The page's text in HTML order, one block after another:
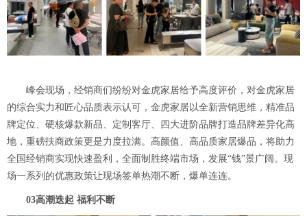
峰会现场，经销商们纷纷对金虎家居给予高度评价，对金虎家居
的综合实力和匠心品质表示认可，金虎家居以全新营销思维，精准品
牌定位、硬核爆款新品、定制客厅、四大进阶品牌打造品牌差异化高
地，重磅扶商政策更是力度拉满。高颜值、高品质家居爆品，将助力
全国经销商实现快速盈利，全面制胜终端市场，发展“钱”景广阔。现
场一系列的优惠政策让现场签单热潮不断，爆单连连。
03高潮迭起 福利不断